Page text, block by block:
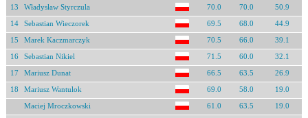
13 Władysław Styrczula 70.0 70.0 50.9
14 Sebastian Wieczorek 69.5 68.0 44.9
15 Marek Kaczmarczyk 70.5 66.0 39.1
16 Sebastian Nikiel 71.5 60.0 32.1
17 Mariusz Dunat 66.5 63.5 26.9
18 Mariusz Wantulok 69.0 58.0 19.0
Maciej Mroczkowski 61.0 63.5 19.0